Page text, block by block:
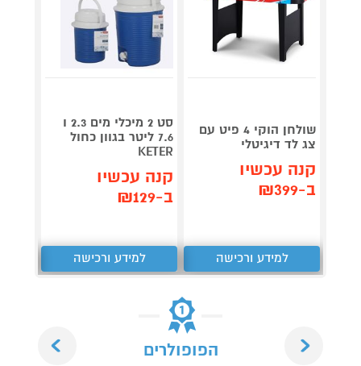
שולחן הוקי 4 פיט עם
צג לד דיגיטלי
קנה עכשיו
ב-₪399
למידע ורכישה
סט 2 מיכלי מים 2.3 ו
7.6 ליטר בגוון כחול
KETER
קנה עכשיו
ב-₪129
למידע ורכישה
הפופולרים